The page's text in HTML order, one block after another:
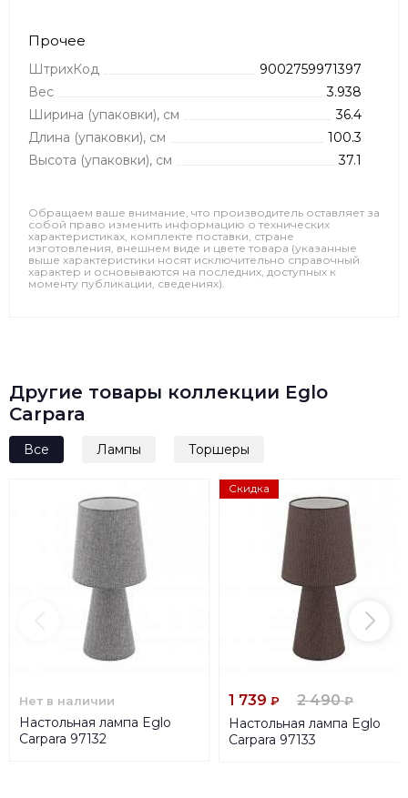
Прочее
ШтрихКод
9002759971397
Вес
3.938
Ширина (упаковки), см
36.4
Длина (упаковки), см
100.3
Высота (упаковки), см
37.1
Обращаем ваше внимание, что производитель оставляет за
собой право изменить информацию о технических
характеристиках, комплекте поставки, стране
изготовления, внешнем виде и цвете товара (указанные
выше характеристики носят исключительно справочный
характер и основываются на последних, доступных к
моменту публикации, сведениях).
Другие товары коллекции Eglo
Carpara
Все Лампы Торшеры
Нет в наличии
Настольная лампа Eglo
Carpara 97132
Скидка
1 739 ₽ 2 490₽
Настольная лампа Eglo
Carpara 97133